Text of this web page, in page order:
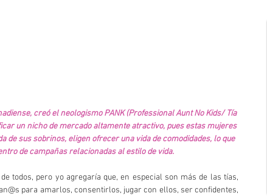
creó el neologismo PANK (Professional Aunt No Kids/ Tía
un nicho de mercado altamente atractivo, pues estas mujeres
de sus sobrinos, eligen ofrecer una vida de comodidades, lo que
de campañas relacionadas al estilo de vida.
todos, pero yo agregaría que, en especial son más de las tías,
para amarlos, consentirlos, jugar con ellos, ser confidentes,